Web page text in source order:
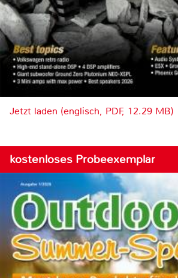
Jetzt laden (englisch, PDF, 12.29 MB)
kostenloses Probeexemplar